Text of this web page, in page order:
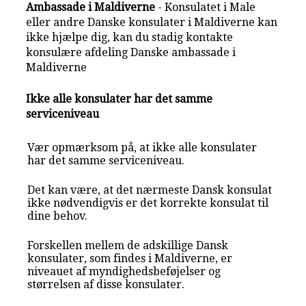
Ambassade i Maldiverne - Konsulatet i Male
eller andre Danske konsulater i Maldiverne kan
ikke hjælpe dig, kan du stadig kontakte
konsulære afdeling Danske ambassade i
Maldiverne
Ikke alle konsulater har det samme
serviceniveau
Vær opmærksom på, at ikke alle konsulater
har det samme serviceniveau.
Det kan være, at det nærmeste Dansk konsulat
ikke nødvendigvis er det korrekte konsulat til
dine behov.
Forskellen mellem de adskillige Dansk
konsulater, som findes i Maldiverne, er
niveauet af myndighedsbeføjelser og
størrelsen af disse konsulater.